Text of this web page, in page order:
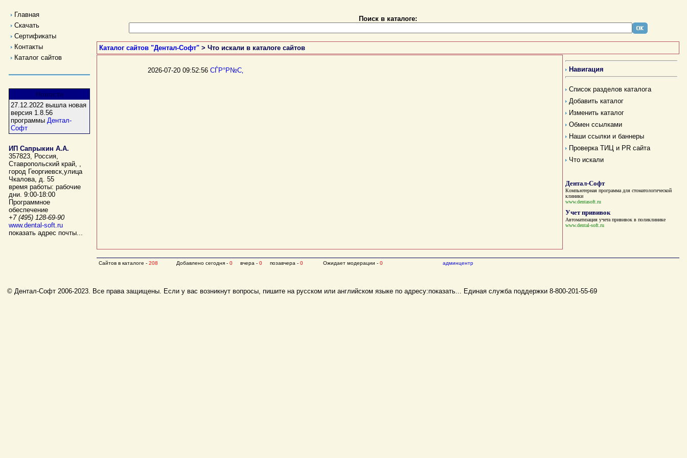
Главная
Скачать
Сертификаты
Контакты
Каталог сайтов
Новости
27.12.2022 вышла новая
версия 1.8.56
программы Дентал-
Софт
ИП Сапрыкин А.А.
357823, Россия,
Ставропольский край, ,
город Георгиевск,улица
Чкалова, д. 55
время работы: рабочие
дни. 9:00-18:00
Программное
обеспечение
+7 (495) 128-69-90
www.dental-soft.ru
показать адрес почты...
Поиск в каталоге:
Каталог сайтов "Дентал-Софт" > Что искали в каталоге сайтов
2026-07-20 09:52:56 СЃР°Р№С‚ Навигация
Список разделов каталога
Добавить каталог
Изменить каталог
Обмен ссылками
Наши ссылки и баннеры
Проверка ТИЦ и PR сайта
Что искали
Дентал-Софт
Компьютерная программа для стоматологической
клиники
www.dentasoft.ru
Учет прививок
Автоматизация учета прививок в поликлинике
www.dental-soft.ru
Сайтов в каталоге - 208 Добавлено сегодня - 0 вчера - 0 позавчера - 0 Ожидает модерации - 0 админцентр
© Дентал-Софт 2006-2023. Все права защищены. Если у вас возникнут вопросы, пишите на русском или английском языке по адресу:показать... Единая служба поддержки 8-800-201-55-69